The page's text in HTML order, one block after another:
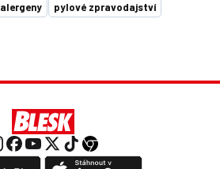
alergeny pylové zpravodajství